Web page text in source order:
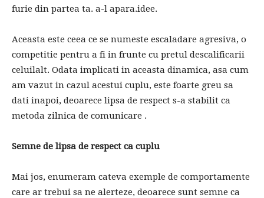
furie din partea ta. a-l apara.idee.
Aceasta este ceea ce se numeste escaladare agresiva, o
competitie pentru a fi in frunte cu pretul descalificarii
celuilalt. Odata implicati in aceasta dinamica, asa cum
am vazut in cazul acestui cuplu, este foarte greu sa
dati inapoi, deoarece lipsa de respect s-a stabilit ca
metoda zilnica de comunicare .
Semne de lipsa de respect ca cuplu
Mai jos, enumeram cateva exemple de comportamente
care ar trebui sa ne alerteze, deoarece sunt semne ca